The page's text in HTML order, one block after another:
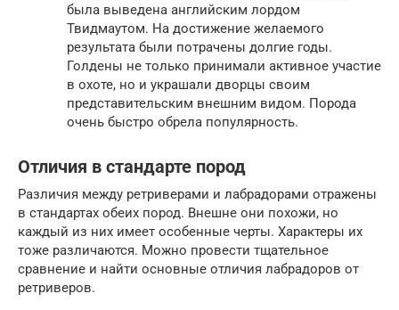
была выведена английским лордом
Твидмаутом. На достижение желаемого
результата были потрачены долгие годы.
Голдены не только принимали активное участие
в охоте, но и украшали дворцы своим
представительским внешним видом. Порода
очень быстро обрела популярность.
Отличия в стандарте пород
Различия между ретриверами и лабрадорами отражены
в стандартах обеих пород. Внешне они похожи, но
каждый из них имеет особенные черты. Характеры их
тоже различаются. Можно провести тщательное
сравнение и найти основные отличия лабрадоров от
ретриверов.